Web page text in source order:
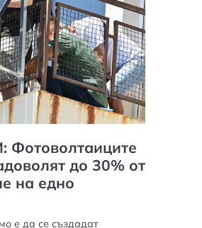
Фотоволтаиците
до 30% от
на едно
е да се създадат